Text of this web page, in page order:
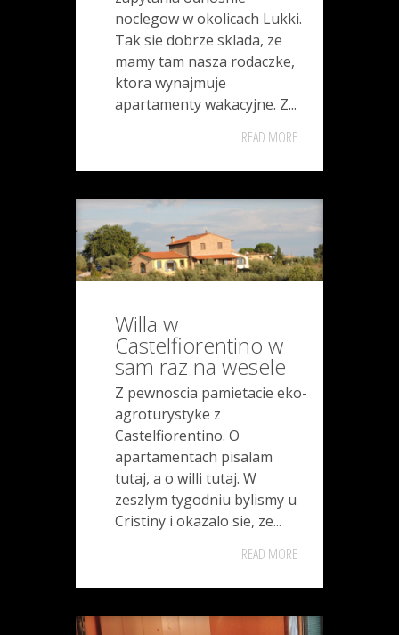
noclegow w okolicach Lukki.
Tak sie dobrze sklada, ze
mamy tam nasza rodaczke,
ktora wynajmuje
apartamenty wakacyjne. Z...
READ MORE
Willa w
Castelfiorentino w
sam raz na wesele
Z pewnoscia pamietacie eko-
agroturystyke z
Castelfiorentino. O
apartamentach pisalam
tutaj, a o willi tutaj. W
zeszlym tygodniu bylismy u
Cristiny i okazalo sie, ze...
READ MORE